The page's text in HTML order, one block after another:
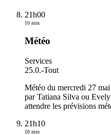
21h00
10 min
Météo
Services
25.0.-Tout
Météo du mercredi 27
par Tatiana Silva ou
attendre les prévisions
21h10
50 min